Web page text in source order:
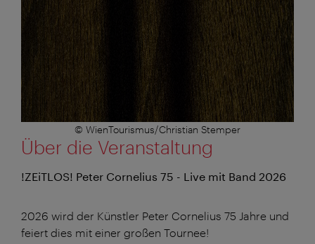
© WienTourismus/Christian Stemper
Über die Veranstaltung
!ZEiTLOS! Peter Cornelius 75 - Live mit Band 2026
2026 wird der Künstler Peter Cornelius 75 Jahre und
feiert dies mit einer großen Tournee!